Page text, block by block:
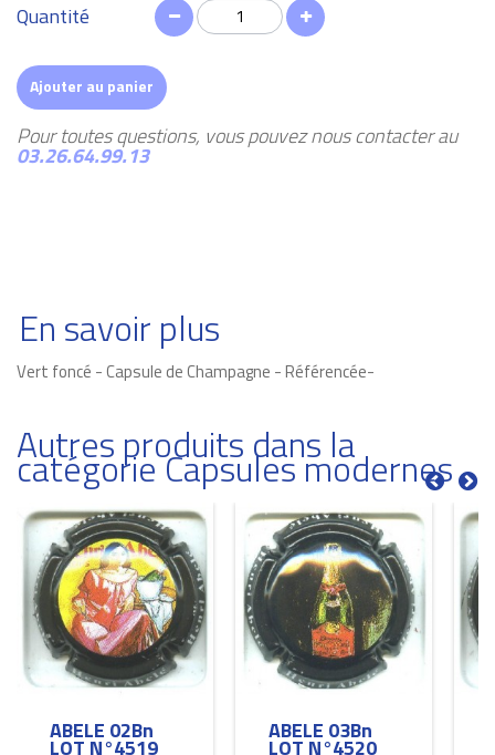
Quantité
Ajouter au panier
Pour toutes questions, vous pouvez nous contacter au
03.26.64.99.13
En savoir plus
Vert foncé - Capsule de Champagne - Référencée-
Autres produits dans la
catégorie Capsules modernes
ABELE 02Bn
LOT N°4519
ABELE 03Bn
LOT N°4520